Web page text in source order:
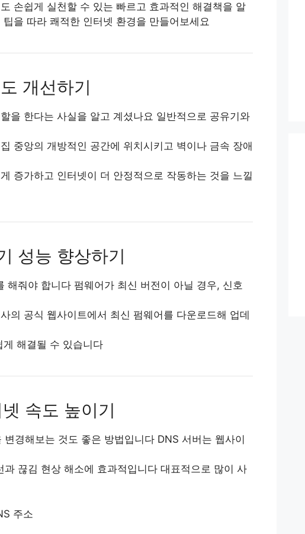
손쉽게 실천할 수 있는 빠르고 효과적인 해결책을 알
을 따라 쾌적한 인터넷 환경을 만들어보세요
개선하기
을 한다는 사실을 알고 계셨나요 일반적으로 공유기와
중앙의 개방적인 공간에 위치시키고 벽이나 금속 장애
증가하고 인터넷이 더 안정적으로 작동하는 것을 느낄
성능 향상하기
해줘야 합니다 펌웨어가 최신 버전이 아닐 경우, 신호
의 공식 웹사이트에서 최신 펌웨어를 다운로드해 업데
해결될 수 있습니다
속도 높이기
경해보는 것도 좋은 방법입니다 DNS 서버는 웹사이
끊김 현상 해소에 효과적입니다 대표적으로 많이 사
주소